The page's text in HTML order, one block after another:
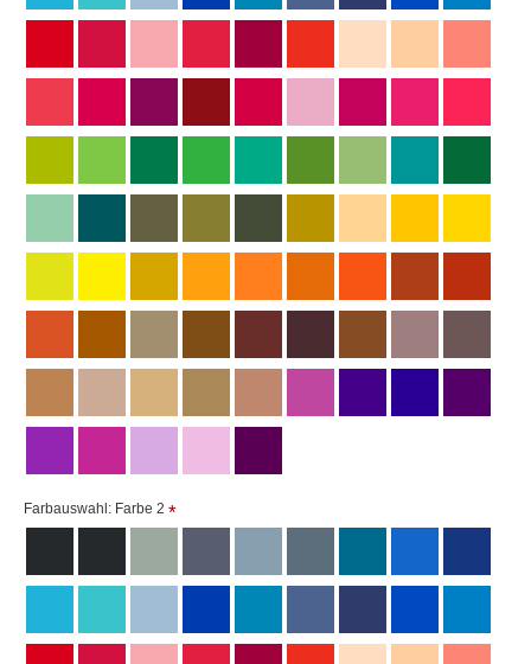
einem PC bedient werden kann.
Smartphones und Tablets, auf deren kleinen
kann.
Farbauswahl: Farbe 2